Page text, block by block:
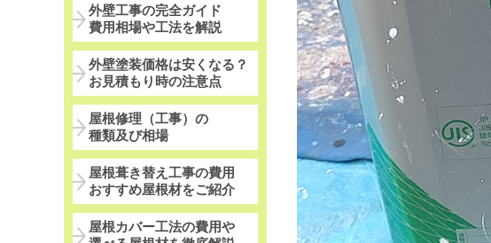
外壁工事の完全ガイド
費用相場や工法を解説
外壁塗装価格は安くなる？
お見積もり時の注意点
屋根修理（工事）の
種類及び相場
屋根葺き替え工事の費用
おすすめ屋根材をご紹介
屋根カバー工法の費用や